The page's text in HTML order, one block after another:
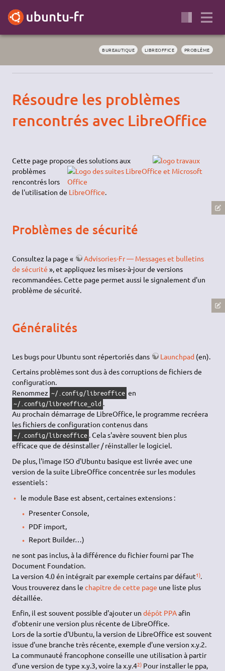
BUREAUTIQUE LIBREOFFICE PROBLÈME
Résoudre les problèmes
rencontrés avec LibreOffice
Cette page propose des solutions aux
problèmes
rencontrés lors
de l'utilisation de LibreOffice.
Problèmes de sécurité
Consultez la page «
Advisories-Fr — Messages et bulletins
de sécurité », et appliquez les mises-à-jour de versions
recommandées. Cette page permet aussi le signalement d'un
problème de sécurité.
Généralités
Les bugs pour Ubuntu sont répertoriés dans Launchpad (en).
Certains problèmes sont dus à des corruptions de fichiers de
configuration.
Renommez ~/.config/libreoffice en
~/.config/libreoffice_old .
Au prochain démarrage de LibreOffice, le programme recréera
les fichiers de configuration contenus dans
~/.config/libreoffice . Cela s'avère souvent bien plus
efficace que de désinstaller / réinstaller le logiciel.
De plus, l'image ISO d'Ubuntu basique est livrée avec une
version de la suite LibreOffice concentrée sur les modules
essentiels :
le module Base est absent, certaines extensions :
Presenter Console,
PDF import,
Report Builder…)
ne sont pas inclus, à la différence du fichier fourni par The
Document Foundation.
La version 4.0 én intégrait par exemple certains par défaut1).
Vous trouverez dans lechapitre de cette page une liste plus
détaillée.
Enfin, il est souvent possible d'ajouter undépôt PPAafin
d'obtenir une version plus récente de LibreOffice.
Lors de la sortie d'Ubuntu, la version de LibreOffice est souvent
issue d'une branche très récente, exemple d'une version x.y.2.
La communauté francophone conseille une utilisation à partir
d'une version de type x.y.3, voire la x.y.42) Pour installer le ppa,